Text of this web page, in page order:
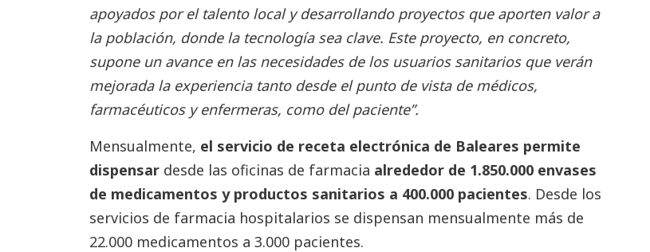
apoyados por el talento local y desarrollando proyectos que aporten valor a
la población, donde la tecnología sea clave. Este proyecto, en concreto,
supone un avance en las necesidades de los usuarios sanitarios que verán
mejorada la experiencia tanto desde el punto de vista de médicos,
farmacéuticos y enfermeras, como del paciente”.
Mensualmente, el servicio de receta electrónica de Baleares permite
dispensardesde las oficinas de farmacia alrededor de 1.850.000 envases
de medicamentos y productos sanitarios a 400.000 pacientes. Desde los
servicios de farmacia hospitalarios se dispensan mensualmente más de
22.000 medicamentos a 3.000 pacientes.